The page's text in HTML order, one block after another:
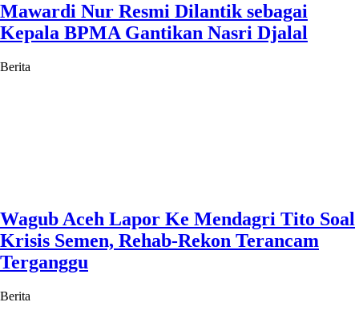
Mawardi Nur Resmi Dilantik sebagai
Kepala BPMA Gantikan Nasri Djalal
Berita
Wagub Aceh Lapor Ke Mendagri Tito Soal
Krisis Semen, Rehab-Rekon Terancam
Terganggu
Berita